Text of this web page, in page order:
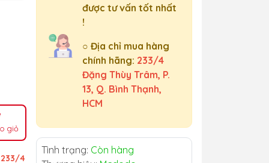
giỏ
233/4
được tư vấn tốt nhất
!
○ Địa chỉ mua hàng
chính hãng: 233/4
Đặng Thùy Trâm, P.
13, Q. Bình Thạnh,
HCM
Tình trạng: Còn hàng